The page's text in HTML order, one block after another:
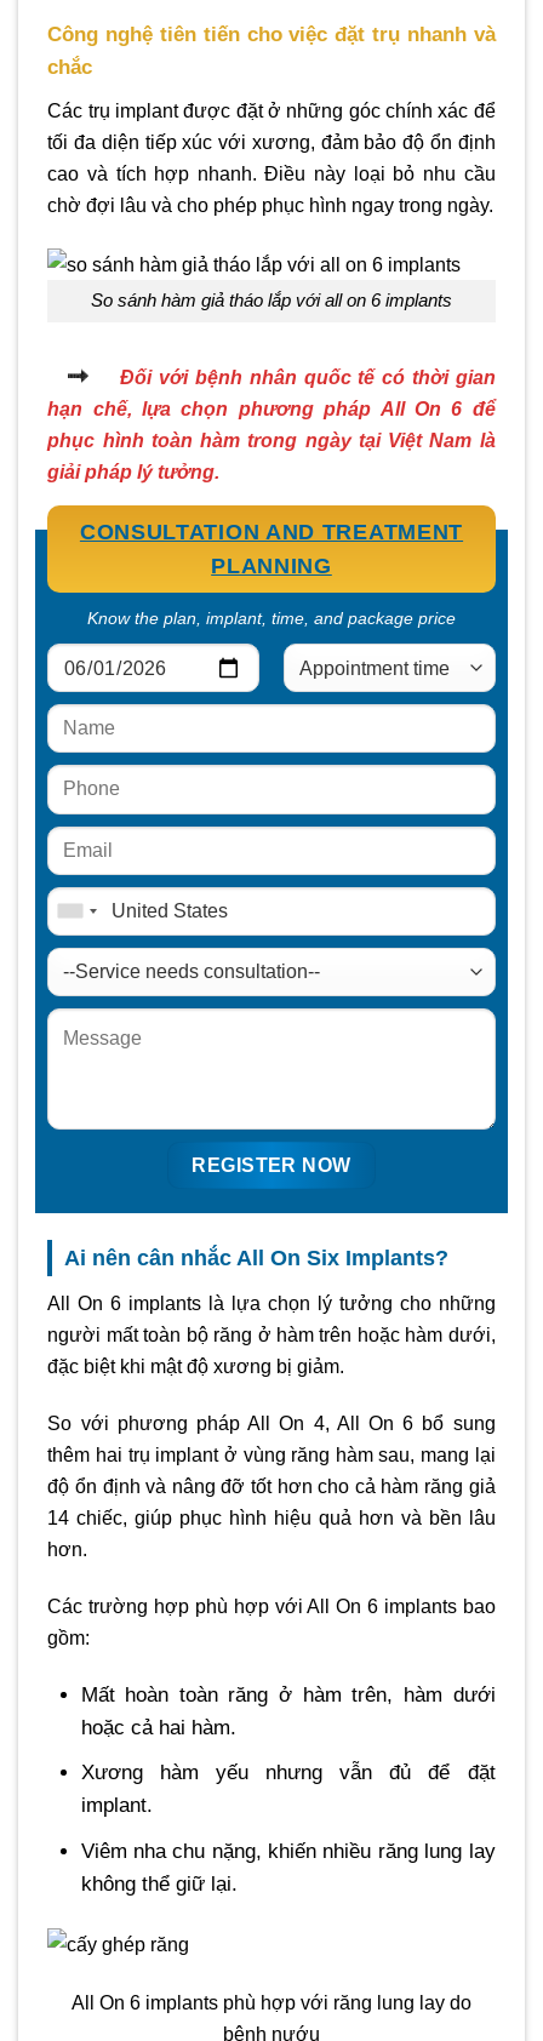
Công nghệ tiên tiến cho việc đặt trụ nhanh và
chắc
Các trụ implant được đặt ở những góc chính xác để
tối đa diện tiếp xúc với xương, đảm bảo độ ổn định
cao và tích hợp nhanh. Điều này loại bỏ nhu cầu
chờ đợi lâu và cho phép phục hình ngay trong ngày.
so sánh hàm giả tháo lắp với all on 6 implants
Đối với bệnh nhân quốc tế có thời gian
hạn chế, lựa chọn phương pháp All On 6 để
phục hình toàn hàm trong ngày tại Việt Nam là
giải pháp lý tưởng.
CONSULTATION AND TREATMENT
PLANNING
Know the plan, implant, time, and package price
Ai nên cân nhắc All On Six Implants?
All On 6 implants là lựa chọn lý tưởng cho những
người mất toàn bộ răng ở hàm trên hoặc hàm dưới,
đặc biệt khi mật độ xương bị giảm.
So với phương pháp All On 4, All On 6 bổ sung
thêm hai trụ implant ở vùng răng hàm sau, mang lại
độ ổn định và nâng đỡ tốt hơn cho cả hàm răng giả
14 chiếc, giúp phục hình hiệu quả hơn và bền lâu
hơn.
Các trường hợp phù hợp với All On 6 implants bao
gồm:
Mất hoàn toàn răng ở hàm trên, hàm dưới
hoặc cả hai hàm.
Xương hàm yếu nhưng vẫn đủ để đặt
implant.
Viêm nha chu nặng, khiến nhiều răng lung lay
không thể giữ lại.
All On 6 implants phù hợp với răng lung lay do
bệnh nướu